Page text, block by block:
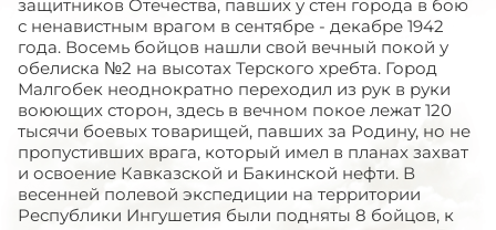
защитников Отечества, павших у стен города в бою
с ненавистным врагом в сентябре - декабре 1942
года. Восемь бойцов нашли свой вечный покой у
обелиска №2 на высотах Терского хребта. Город
Малгобек неоднократно переходил из рук в руки
воюющих сторон, здесь в вечном покое лежат 120
тысячи боевых товарищей, павших за Родину, но не
пропустивших врага, который имел в планах захват
и освоение Кавказской и Бакинской нефти. В
весенней полевой экспедиции на территории
Республики Ингушетия были подняты 8 бойцов, к